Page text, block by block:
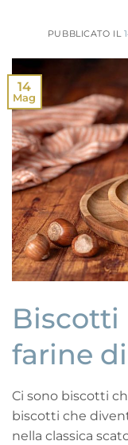
PUBBLICATO IL
14
Mag
Biscotti
farine
Ci sono biscotti
biscotti che
nella classica